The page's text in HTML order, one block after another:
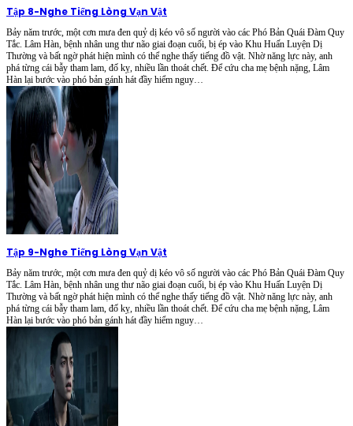
Tập 8-Nghe Tiếng Lòng Vạn Vật
Bảy năm trước, một cơn mưa đen quỷ dị kéo vô số người vào các Phó Bản Quái Đàm Quy
Tắc. Lâm Hàn, bệnh nhân ung thư não giai đoạn cuối, bị ép vào Khu Huấn Luyện Dị
Thường và bất ngờ phát hiện mình có thể nghe thấy tiếng đồ vật. Nhờ năng lực này, anh
phá từng cái bẫy tham lam, đố kỵ, nhiều lần thoát chết. Để cứu cha mẹ bệnh nặng, Lâm
Hàn lại bước vào phó bản gánh hát đầy hiểm nguy…
Tập 9-Nghe Tiếng Lòng Vạn Vật
Bảy năm trước, một cơn mưa đen quỷ dị kéo vô số người vào các Phó Bản Quái Đàm Quy
Tắc. Lâm Hàn, bệnh nhân ung thư não giai đoạn cuối, bị ép vào Khu Huấn Luyện Dị
Thường và bất ngờ phát hiện mình có thể nghe thấy tiếng đồ vật. Nhờ năng lực này, anh
phá từng cái bẫy tham lam, đố kỵ, nhiều lần thoát chết. Để cứu cha mẹ bệnh nặng, Lâm
Hàn lại bước vào phó bản gánh hát đầy hiểm nguy…